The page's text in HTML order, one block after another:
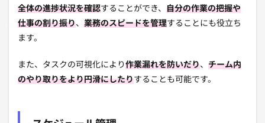
全体の進捗状況を確認することができ、 自分の作業の把握や
仕事の割り振り、 業務のスピードを管理することにも役立ち
ます。
また、タスクの可視化により 作業漏れを防いだり、 チーム内
のやり取りをより円滑にしたりすることも可能です。